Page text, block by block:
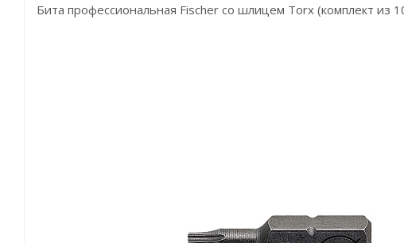
Бита профессиональная Fischer со шлицем Torx (комплект из